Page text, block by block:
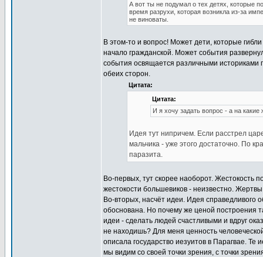
А вот ты не подумал о тех детях, которые
время разрухи, которая возникла из-за
не виноваты.
В этом-то и вопрос! Может дети, которые
начало гражданской. Может события
события освящается различными историками
обеих сторон.
Цитата:
Цитата:
И я хочу задать вопрос - а на
Идея тут нипричем. Если расстрел
мальчика - уже этого достаточно. По
паразита.
Во-первых, тут скорее наоборот. Жестокость
жестокости большевиков - неизвестно.
Во-вторых, насчёт идеи. Идея справедливого
обоснована. Но почему же ценой построения
идеи - сделать людей счастливыми и вдруг
не находишь? Для меня ценность
описала государство иезуитов в Парагвае.
мы видим со своей точки зрения, с точки